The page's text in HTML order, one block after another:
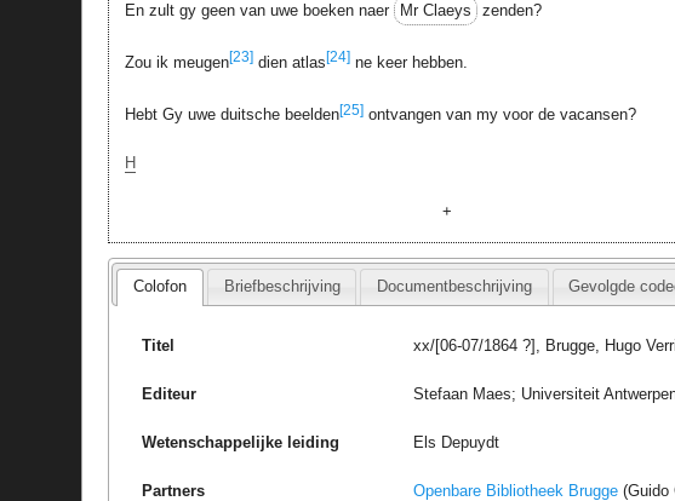
En zult gy geen van uwe boeken naer Mr Claeys zenden?
Zou ik meugen[23]dien atlas[24]ne keer hebben.
Hebt Gy uwe duitsche beelden[25]ontvangen van my voor de vacansen?
H
+
Colofon Briefbeschrijving Documentbeschrijving Gevolgde
Titel xx/[06-07/1864 ?], Brugge, Hugo
Editeur Stefaan Maes; Universiteit
Wetenschappelijke leiding Els Depuydt
Partners Openbare Bibliotheek Brugge